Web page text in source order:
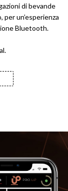
di bevande
un’esperienza
Bluetooth.